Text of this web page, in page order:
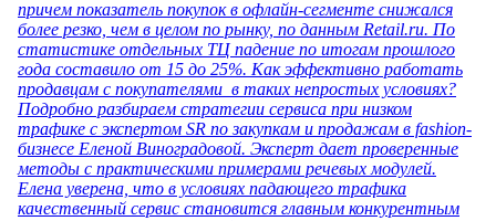
причем показатель покупок в офлайн-сегменте снижался
более резко, чем в целом по рынку, по данным Retail.ru. По
статистике отдельных ТЦ падение по итогам прошлого
года составило от 15 до 25%. Как эффективно работать
продавцам с покупателями в таких непростых условиях?
Подробно разбираем стратегии сервиса при низком
трафике с экспертом SR по закупкам и продажам в fashion-
бизнесе Еленой Виноградовой. Эксперт дает проверенные
методы с практическими примерами речевых модулей.
Елена уверена, что в условиях падающего трафика
качественный сервис становится главным конкурентным